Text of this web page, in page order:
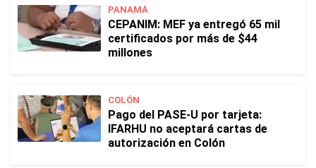
PANAMÁ
CEPANIM: MEF ya entregó 65 mil
certificados por más de $44
millones
COLÓN
Pago del PASE-U por tarjeta:
IFARHU no aceptará cartas de
autorización en Colón